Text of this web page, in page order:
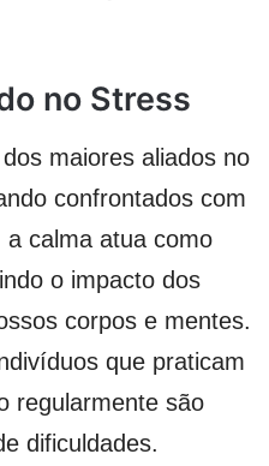
no Stress
maiores aliados no
confrontados com
calma atua como
o impacto dos
corpos e mentes.
que praticam
regularmente são
dificuldades.